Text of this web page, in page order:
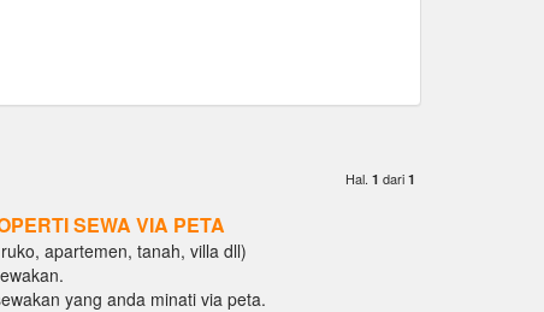
Hal. 1 dari 1
SEWA VIA PETA
apartemen, tanah, villa dll)
yang anda minati via peta.